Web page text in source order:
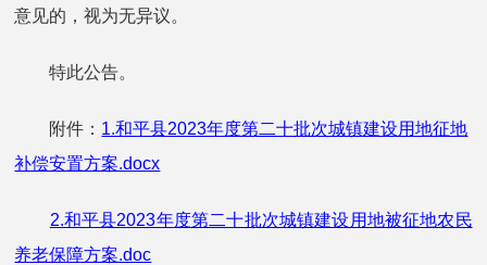
意见的，视为无异议。
特此公告。
附件： 1.和平县2023年度第二十批次城镇建设用地征地
补偿安置方案.docx
2.和平县2023年度第二十批次城镇建设用地被征地农民
养老保障方案.doc